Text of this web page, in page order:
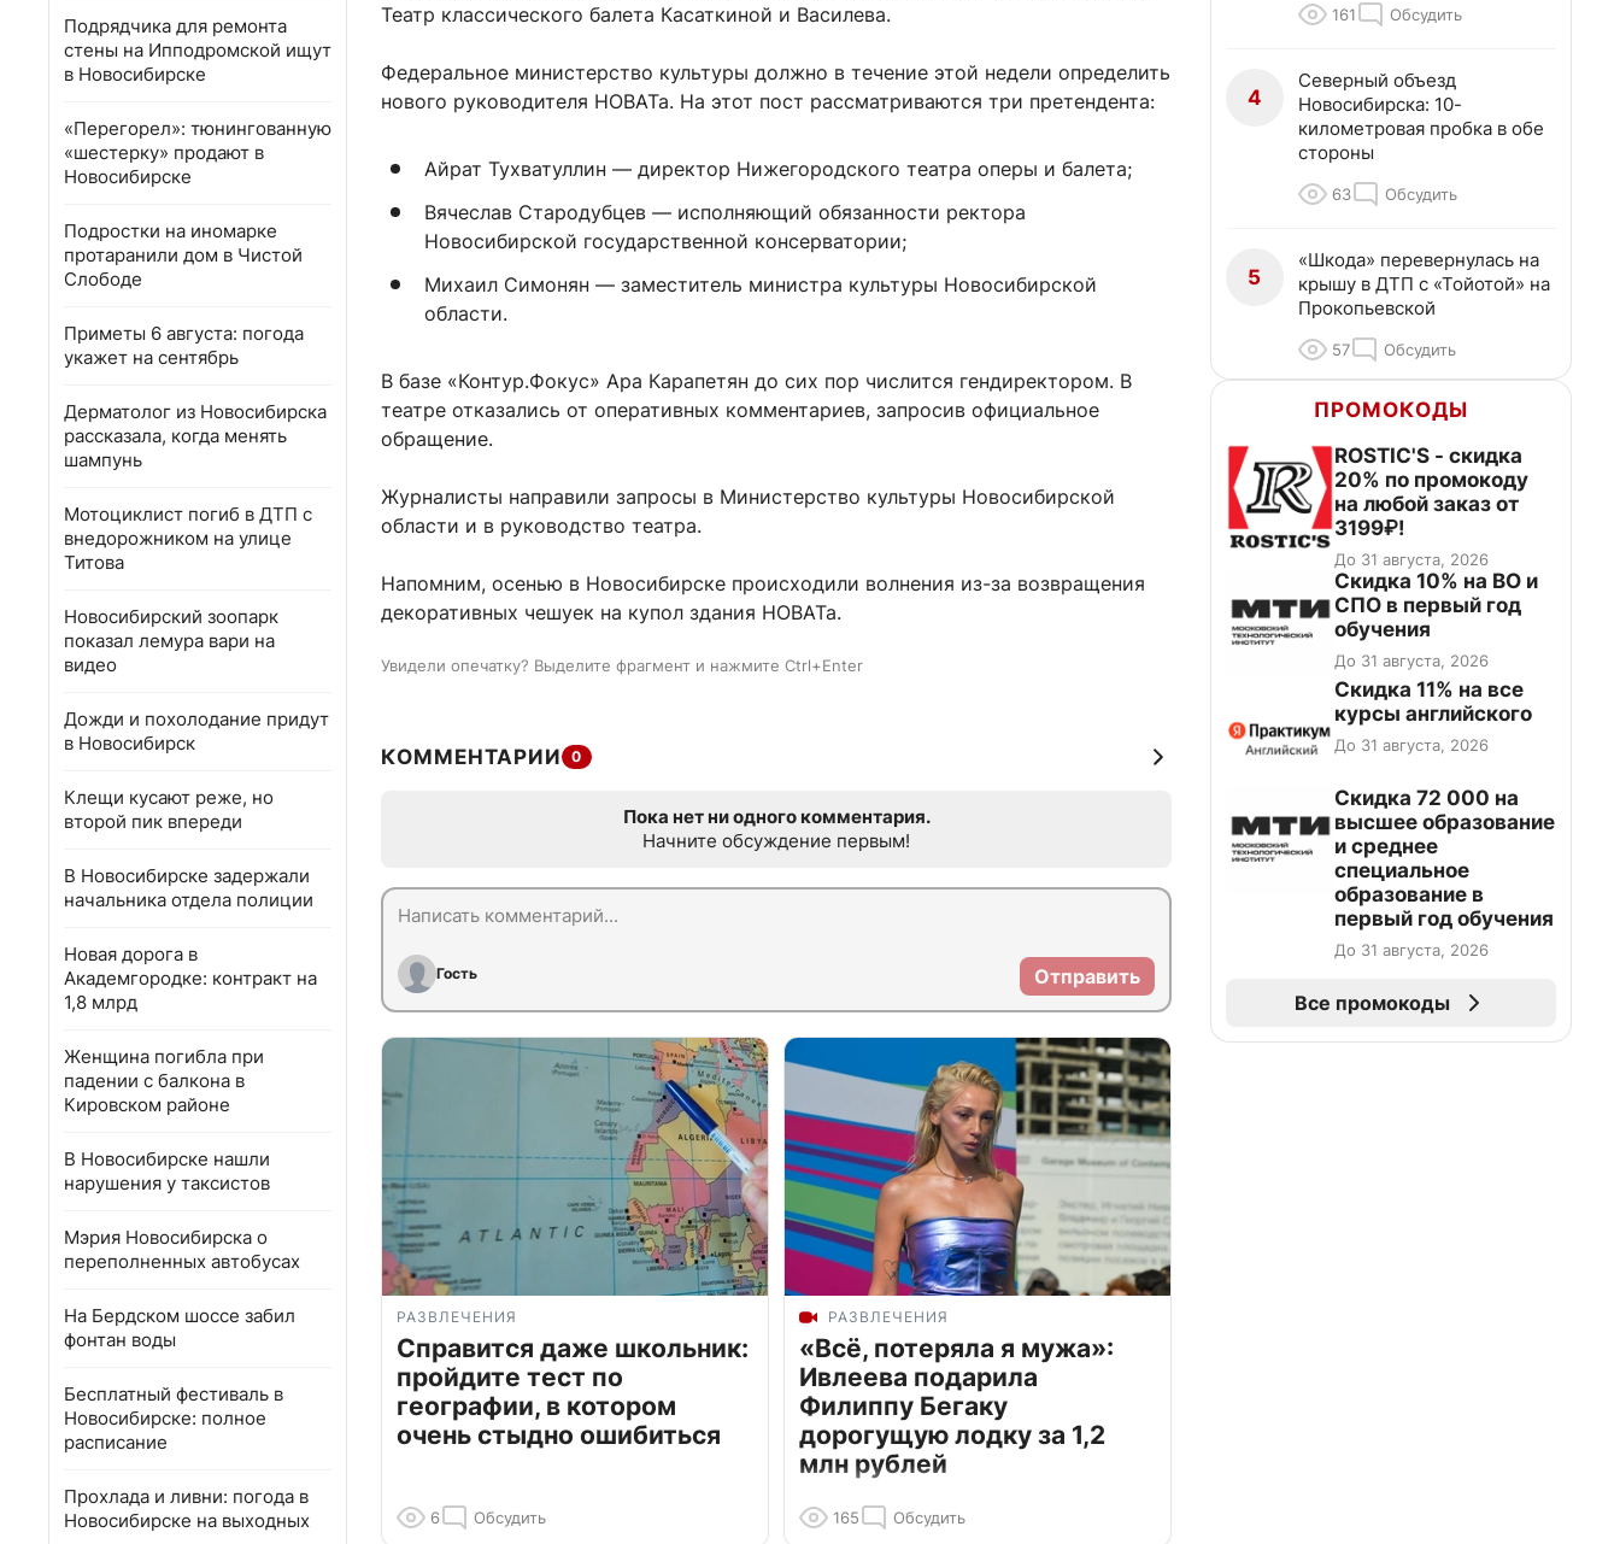
Подрядчика для ремонта
стены на Ипподромской ищут
в Новосибирске
«Перегорел»: тюнингованную
«шестерку» продают в
Новосибирске
Подростки на иномарке
протаранили дом в Чистой
Слободе
Приметы 6 августа: погода
укажет на сентябрь
Дерматолог из Новосибирска
рассказала, когда менять
шампунь
Мотоциклист погиб в ДТП с
внедорожником на улице
Титова
Новосибирский зоопарк
показал лемура вари на
видео
Дожди и похолодание придут
в Новосибирск
Клещи кусают реже, но
второй пик впереди
В Новосибирске задержали
начальника отдела полиции
Новая дорога в
Академгородке: контракт на
1,8 млрд
Женщина погибла при
падении с балкона в
Кировском районе
В Новосибирске нашли
нарушения у таксистов
Мэрия Новосибирска о
переполненных автобусах
На Бердском шоссе забил
фонтан воды
Бесплатный фестиваль в
Новосибирске: полное
расписание
Прохлада и ливни: погода в
Новосибирске на выходных
Театр классического балета Касаткиной и Василева.
Федеральное министерство культуры должно в течение этой недели определить
нового руководителя НОВАТа. На этот пост рассматриваются три претендента:
Айрат Тухватуллин — директор Нижегородского театра оперы и балета;
Вячеслав Стародубцев — исполняющий обязанности ректора
Новосибирской государственной консерватории;
Михаил Симонян — заместитель министра культуры Новосибирской
области.
В базе «Контур.Фокус» Ара Карапетян до сих пор числится гендиректором. В
театре отказались от оперативных комментариев, запросив официальное
обращение.
Журналисты направили запросы в Министерство культуры Новосибирской
области и в руководство театра.
Напомним, осенью в Новосибирске происходили волнения из-за возвращения
декоративных чешуек на купол здания НОВАТа.
Увидели опечатку? Выделите фрагмент и нажмите Ctrl+Enter
КОММЕНТАРИИ 0
Пока нет ни одного комментария.
Начните обсуждение первым!
Гость Отправить
РАЗВЛЕЧЕНИЯ
Справится даже школьник:
пройдите тест по
географии, в котором
очень стыдно ошибиться
6 Обсудить
РАЗВЛЕЧЕНИЯ
«Всё, потеряла я мужа»:
Ивлеева подарила
Филиппу Бегаку
дорогущую лодку за 1,2
млн рублей
165 Обсудить
161 Обсудить
4
Северный объезд
Новосибирска: 10-
километровая пробка в обе
стороны
63 Обсудить
5
«Шкода» перевернулась на
крышу в ДТП с «Тойотой» на
Прокопьевской
57 Обсудить
ПРОМОКОДЫ
ROSTIC'S - скидка
20% по промокоду
на любой заказ от
3199₽!
До 31 августа, 2026
Скидка 10% на ВО и
СПО в первый год
обучения
До 31 августа, 2026
Скидка 11% на все
курсы английского
До 31 августа, 2026
Скидка 72 000 на
высшее образование
и среднее
специальное
образование в
первый год обучения
До 31 августа, 2026
Все промокоды